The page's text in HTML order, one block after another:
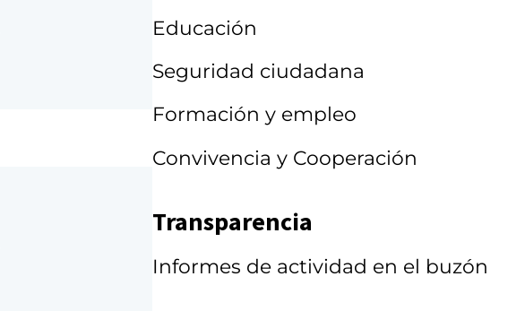
Educación
Seguridad ciudadana
Formación y empleo
Convivencia y Cooperación
Transparencia
Informes de actividad en el buzón